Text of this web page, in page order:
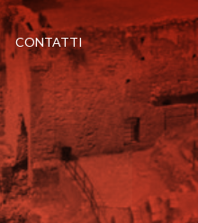
CONTATTI